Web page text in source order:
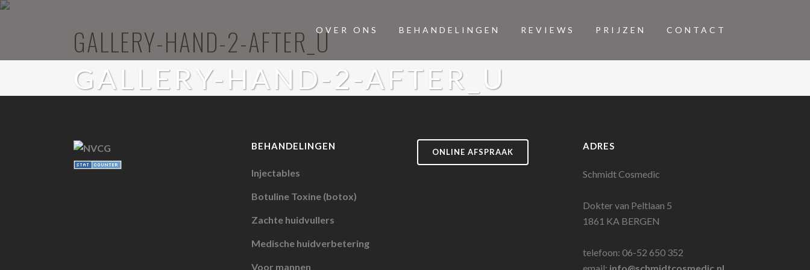
OVER ONS BEHANDELINGEN REVIEWS PRIJZEN CONTACT
GALLERY-HAND-2-AFTER_U
GALLERY-HAND-2-AFTER_U
BEHANDELINGEN
Injectables
Botuline Toxine (botox)
Zachte huidvullers
Medische huidverbetering
Voor mannen
ONLINE AFSPRAAK
ADRES
Schmidt Cosmedic
Dokter van Peltlaan 5
1861 KA BERGEN
telefoon: 06-52 650 352